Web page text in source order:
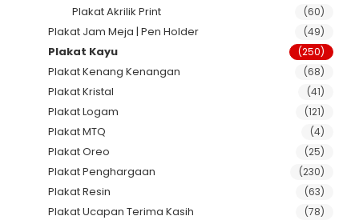
Plakat Akrilik Print (60)
Plakat Jam Meja | Pen Holder (49)
Plakat Kayu (250)
Plakat Kenang Kenangan (68)
Plakat Kristal (41)
Plakat Logam (121)
Plakat MTQ (4)
Plakat Oreo (25)
Plakat Penghargaan (230)
Plakat Resin (63)
Plakat Ucapan Terima Kasih (78)